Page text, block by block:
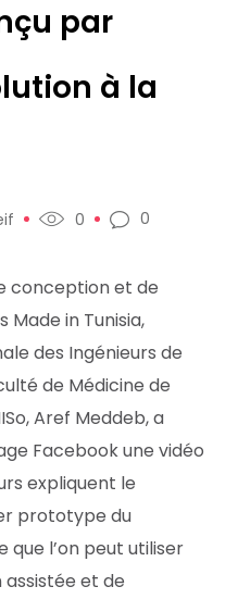
par
à la
0 0
conception et de
in Tunisia,
des Ingénieurs de
de Médicine de
Aref Meddeb, a
Facebook une vidéo
expliquent le
prototype du
que l’on peut utiliser
et de